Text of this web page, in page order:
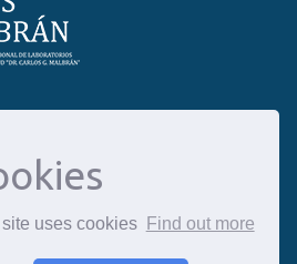
uses cookies Find out more